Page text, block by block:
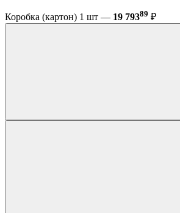
Коробка (картон) 1 шт — 19 79389 ₽